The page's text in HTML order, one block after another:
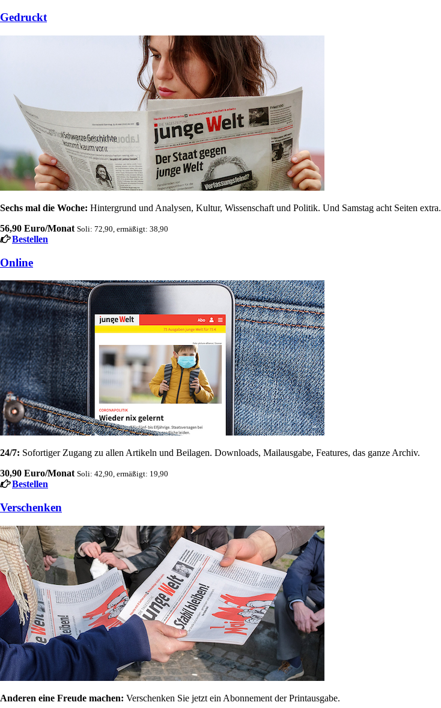
Gedruckt
Sechs mal die Woche: Hintergrund und Analysen, Kultur, Wissenschaft und Politik. Und Samstag acht Seiten extra.
56,90 Euro/Monat Soli: 72,90, ermäßigt: 38,90
Bestellen
Online
24/7: Sofortiger Zugang zu allen Artikeln und Beilagen. Downloads, Mailausgabe, Features, das ganze Archiv.
30,90 Euro/Monat Soli: 42,90, ermäßigt: 19,90
Bestellen
Verschenken
Anderen eine Freude machen: Verschenken Sie jetzt ein Abonnement der Printausgabe.